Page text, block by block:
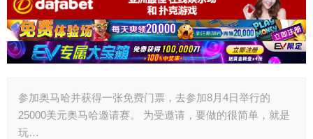
参加奥马哈并获得一张免费门票，去参加8月4日举行的
25000美元奥马哈邀请赛。 为受邀请，要做的很简单，就是
玩…